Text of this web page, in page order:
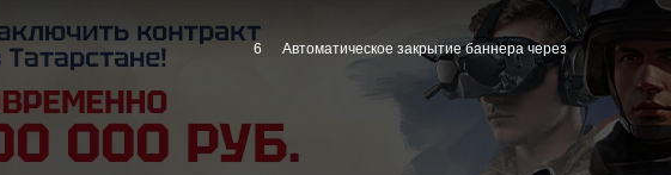
5 Автоматическое закрытие баннера через